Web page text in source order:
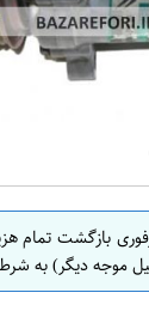
بازگشت
موجه دیگر) به